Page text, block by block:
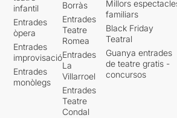
infantil
Entrades
òpera
Entrades
improvisació
Entrades
monòlegs
Borràs
Entrades
Teatre
Romea
Entrades
La
Villarroel
Entrades
Teatre
Condal
Millors
familiars
Black Friday
Teatral
Guanya entrades
de teatre gratis -
concursos